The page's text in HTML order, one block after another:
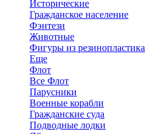
Исторические
Гражданское население
Фэнтези
Животные
Фигуры из резинопластика
Еще
Флот
Все Флот
Парусники
Военные корабли
Гражданские суда
Подводные лодки